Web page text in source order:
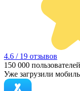
4.6 / 19 отзывов
150 000 пользователей
Уже загрузили